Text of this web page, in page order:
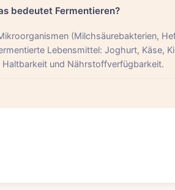
bedeutet Fermentieren?
(Milchsäurebakterien,
Lebensmittel: Joghurt, Käse,
und Nährstoffverfügbarkeit.